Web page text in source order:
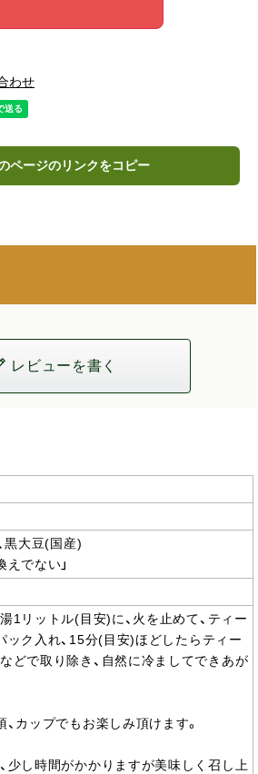
わせ
ページのリンクをコピー
レビューを書く
黒大豆(国産)
えでない」
1リットル(目安)に、火を止めて、ティー
ック入れ、15分(目安)ほどしたらティー
どで取り除き、自然に冷ましてできあが
、カップでもお楽しみ頂けます。
少し時間がかかりますが美味しく召し上